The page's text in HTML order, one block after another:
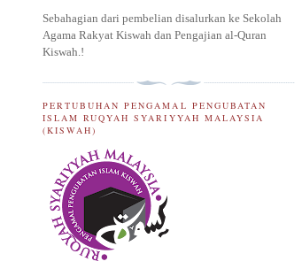
Sebahagian dari pembelian disalurkan ke Sekolah
Agama Rakyat Kiswah dan Pengajian al-Quran
Kiswah.!
PERTUBUHAN PENGAMAL PENGUBATAN
ISLAM RUQYAH SYARIYYAH MALAYSIA
(KISWAH)